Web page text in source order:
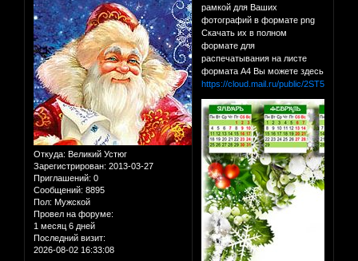
Откуда: Великий Устюг
Зарегистрирован: 2013-03-27
Приглашений: 0
Сообщений: 8895
Пол: Мужской
Провел на форуме:
1 месяц 6 дней
Последний визит:
2026-08-02 16:33:08
рамкой для Ваших
фотографий в формате png
Скачать их в полном
формате для
распечатывания на листе
формата А4 Вы можете здесь
https://cloud.mail.ru/public/2ST5/